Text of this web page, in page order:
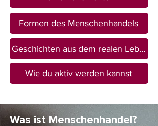
Formen des Menschenhandels
Geschichten aus dem realen Leben
Wie du aktiv werden kannst
Was ist Menschenhandel?